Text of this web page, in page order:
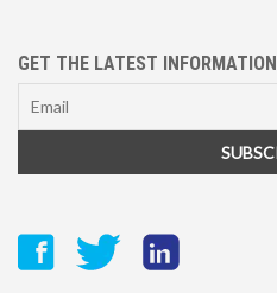
GET THE LATEST INFORMATION